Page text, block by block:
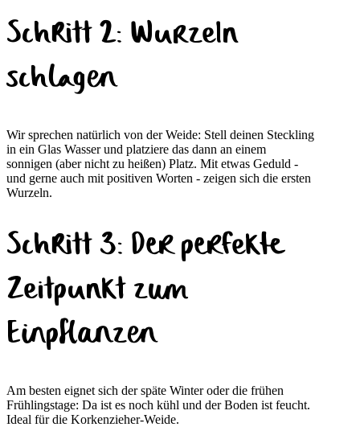
Schritt 2: Wurzeln
schlagen
Wir sprechen natürlich von der Weide: Stell deinen Steckling
in ein Glas Wasser und platziere das dann an einem
sonnigen (aber nicht zu heißen) Platz. Mit etwas Geduld -
und gerne auch mit positiven Worten - zeigen sich die ersten
Wurzeln.
Schritt 3: Der perfekte
Zeitpunkt zum
Einpflanzen
Am besten eignet sich der späte Winter oder die frühen
Frühlingstage: Da ist es noch kühl und der Boden ist feucht.
Ideal für die Korkenzieher-Weide.